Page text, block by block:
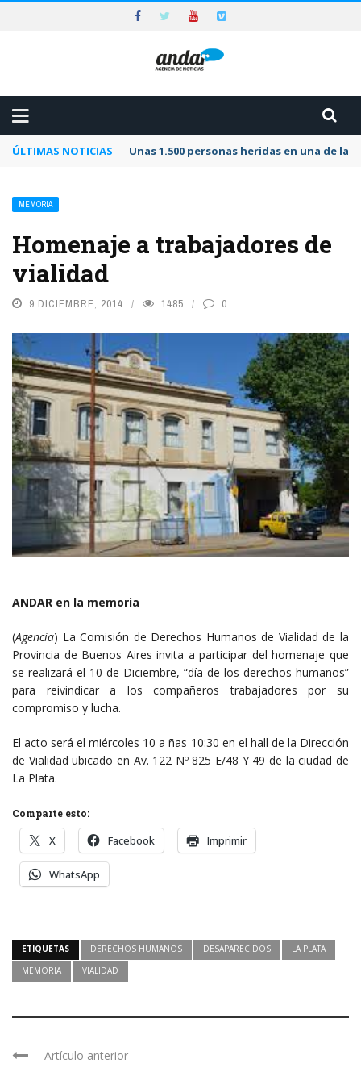
ÚLTIMAS NOTICIAS Unas 1.500 personas heridas en una de
MEMORIA
Homenaje a trabajadores de
vialidad
9 DICIEMBRE, 2014 1485 0
ANDAR en la memoria
(Agencia) La Comisión de Derechos Humanos de Vialidad de la
Provincia de Buenos Aires invita a participar del homenaje que
se realizará el 10 de Diciembre, “día de los derechos humanos”
para reivindicar a los compañeros trabajadores por su
compromiso y lucha.
El acto será el miércoles 10 a ñas 10:30 en el hall de la Dirección
de Vialidad ubicado en Av. 122 Nº 825 E/48 Y 49 de la ciudad de
La Plata.
Comparte esto:
X Facebook Imprimir
WhatsApp
ETIQUETAS DERECHOS HUMANOS DESAPARECIDOS
LA PLATA
MEMORIA
VIALIDAD
Artículo anterior